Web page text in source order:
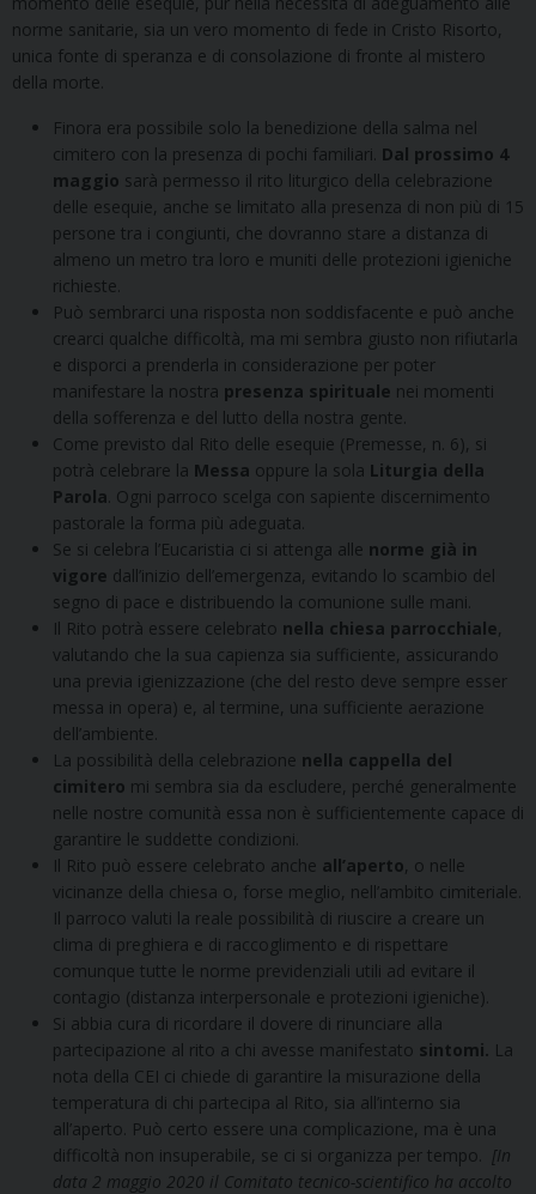
norme sanitarie, sia un vero momento di fede in Cristo Risorto,
unica fonte di speranza e di consolazione di fronte al mistero
della morte.
Finora era possibile solo la benedizione della salma nel
cimitero con la presenza di pochi familiari. Dal prossimo 4
maggio sarà permesso il rito liturgico della celebrazione
delle esequie, anche se limitato alla presenza di non più di 15
persone tra i congiunti, che dovranno stare a distanza di
almeno un metro tra loro e muniti delle protezioni igieniche
richieste.
Può sembrarci una risposta non soddisfacente e può anche
crearci qualche difficoltà, ma mi sembra giusto non rifiutarla
e disporci a prenderla in considerazione per poter
manifestare la nostra presenza spirituale nei momenti
della sofferenza e del lutto della nostra gente.
Come previsto dal Rito delle esequie (Premesse, n. 6), si
potrà celebrare la Messa oppure la sola Liturgia della
Parola . Ogni parroco scelga con sapiente discernimento
pastorale la forma più adeguata.
Se si celebra l’Eucaristia ci si attenga alle norme già in
vigore dall’inizio dell’emergenza, evitando lo scambio del
segno di pace e distribuendo la comunione sulle mani.
Il Rito potrà essere celebrato nella chiesa parrocchiale,
valutando che la sua capienza sia sufficiente, assicurando
una previa igienizzazione (che del resto deve sempre esser
messa in opera) e, al termine, una sufficiente aerazione
dell’ambiente.
La possibilità della celebrazione nella cappella del
cimitero mi sembra sia da escludere, perché generalmente
nelle nostre comunità essa non è sufficientemente capace di
garantire le suddette condizioni.
Il Rito può essere celebrato anche all’aperto, o nelle
vicinanze della chiesa o, forse meglio, nell’ambito cimiteriale.
Il parroco valuti la reale possibilità di riuscire a creare un
clima di preghiera e di raccoglimento e di rispettare
comunque tutte le norme previdenziali utili ad evitare il
contagio (distanza interpersonale e protezioni igieniche).
Si abbia cura di ricordare il dovere di rinunciare alla
partecipazione al rito a chi avesse manifestato sintomi. La
nota della CEI ci chiede di garantire la misurazione della
temperatura di chi partecipa al Rito, sia all’interno sia
all’aperto. Può certo essere una complicazione, ma è una
difficoltà non insuperabile, se ci si organizza per tempo.
[In
data 2 maggio 2020 il Comitato tecnico-scientifico ha accolto